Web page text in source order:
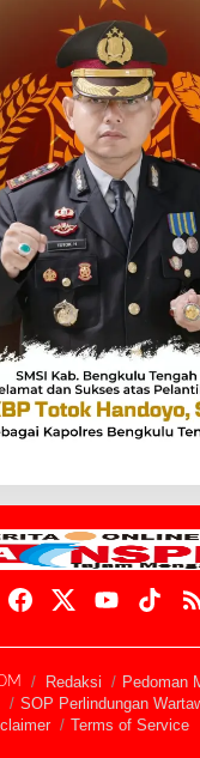
Redaksi
Pedoman
SOP Perlindungan
Terms of Service